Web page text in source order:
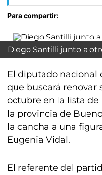
Para compartir:
Diego Santilli junto a
El diputado nacional
que buscará renovar
octubre en la lista de
la provincia de
la cancha a una
Eugenia Vidal.
El referente del